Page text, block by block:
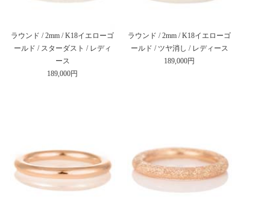
ラウンド / 2mm / K18イエローゴ
ールド / スターダスト / レディ
ース
189,000円
ラウンド / 2mm / K18イエローゴ
ールド / ツヤ消し / レディース
189,000円